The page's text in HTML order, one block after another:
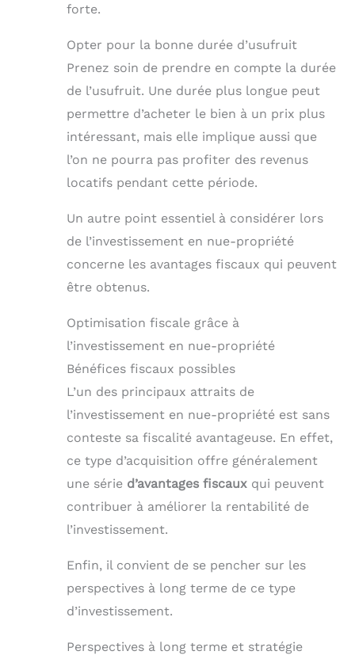
forte.
Opter pour la bonne durée d’usufruit
Prenez soin de prendre en compte la durée
de l’usufruit. Une durée plus longue peut
permettre d’acheter le bien à un prix plus
intéressant, mais elle implique aussi que
l’on ne pourra pas profiter des revenus
locatifs pendant cette période.
Un autre point essentiel à considérer lors
de l’investissement en nue-propriété
concerne les avantages fiscaux qui peuvent
être obtenus.
Optimisation fiscale grâce à
l’investissement en nue-propriété
Bénéfices fiscaux possibles
L’un des principaux attraits de
l’investissement en nue-propriété est sans
conteste sa fiscalité avantageuse. En effet,
ce type d’acquisition offre généralement
une série d’avantages fiscaux qui peuvent
contribuer à améliorer la rentabilité de
l’investissement.
Enfin, il convient de se pencher sur les
perspectives à long terme de ce type
d’investissement.
Perspectives à long terme et stratégie